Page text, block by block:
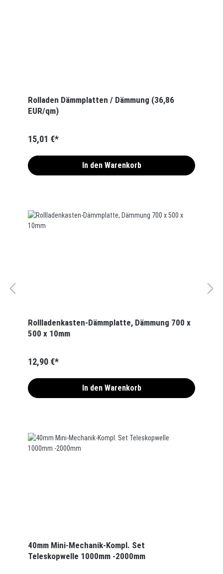
Rolladen Dämmplatten / Dämmung (36,86
EUR/qm)
15,01 €*
In den Warenkorb
Rollladenkasten-Dämmplatte, Dämmung 700 x
500 x 10mm
12,90 €*
In den Warenkorb
40mm Mini-Mechanik-Kompl. Set
Teleskopwelle 1000mm -2000mm